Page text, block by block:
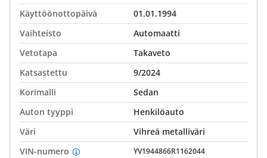
Käyttöönottopäivä
01.01.1994
Vaihteisto
Automaatti
Vetotapa
Takaveto
Katsastettu
9/2024
Korimalli
Sedan
Auton tyyppi
Henkilöauto
Väri
Vihreä metalliväri
VIN-numero
YV1944866R1162044